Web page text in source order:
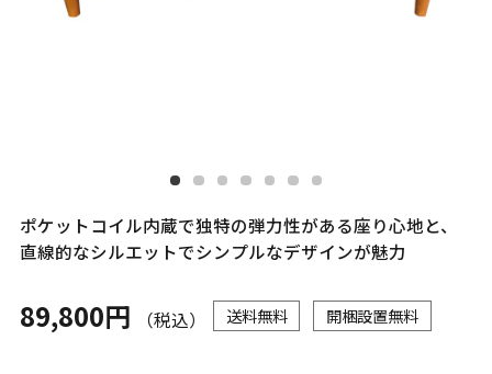
ポケットコイル内蔵で独特の弾力性がある座り心地と、
直線的なシルエットでシンプルなデザインが魅力
89,800円 （税込） 送料無料 開梱設置無料